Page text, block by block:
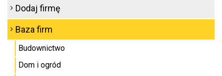
Dodaj firmę
Baza firm
Budownictwo
Dom i ogród